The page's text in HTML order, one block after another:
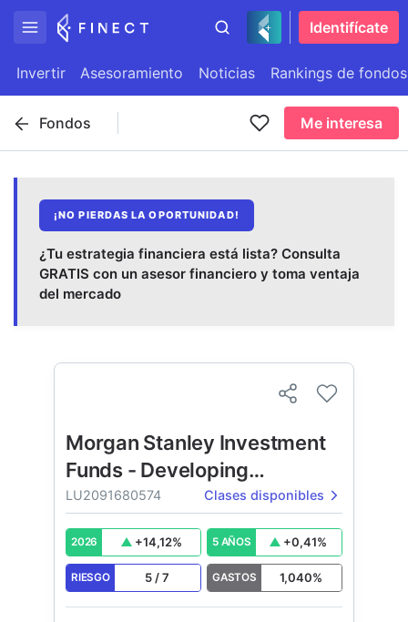
Identifícate
Invertir Asesoramiento Noticias Rankings de fondos
Fondos Me interesa
¡NO PIERDAS LA OPORTUNIDAD!
¿Tu estrategia financiera está lista? Consulta
GRATIS con un asesor financiero y toma ventaja
del mercado
Morgan Stanley Investment
Funds - Developing
Opportunity Fund
LU2091680574 Clases disponibles
2026 +14,12% 5 AÑOS +0,41%
RIESGO 5 /7 GASTOS 1,040%